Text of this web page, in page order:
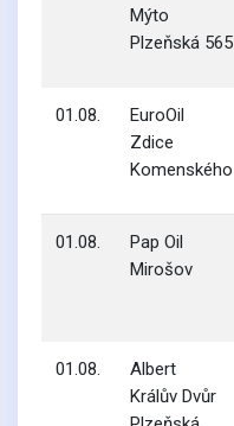
Mýto
Plzeňská 565
01.08.
EuroOil
Zdice
Komenského
01.08.
Pap Oil
Mirošov
01.08.
Albert
Králův Dvůr